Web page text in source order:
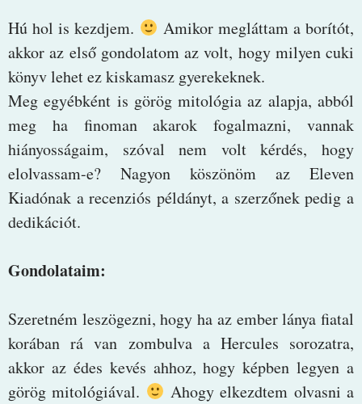
Hú hol is kezdjem.
Amikor megláttam a borítót,
akkor az első gondolatom az volt, hogy milyen cuki
könyv lehet ez kiskamasz gyerekeknek.
Meg egyébként is görög mitológia az alapja, abból
meg ha finoman akarok fogalmazni, vannak
hiányosságaim, szóval nem volt kérdés, hogy
elolvassam-e? Nagyon köszönöm az Eleven
Kiadónak a recenziós példányt, a szerzőnek pedig a
dedikációt.
Gondolataim:
Szeretném leszögezni, hogy ha az ember lánya fiatal
korában rá van zombulva a Hercules sorozatra,
akkor az édes kevés ahhoz, hogy képben legyen a
görög mitológiával.
Ahogy elkezdtem olvasni a